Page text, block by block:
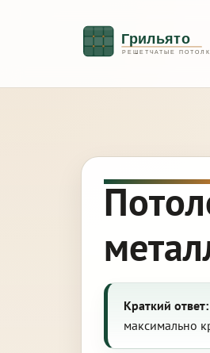
Краткий ответ:
максимально